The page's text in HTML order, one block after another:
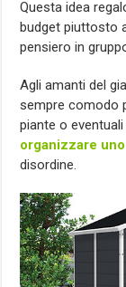
Questa idea
budget piuttosto
pensiero in
Agli amanti del
sempre comodo
piante o
organizzare
disordine.